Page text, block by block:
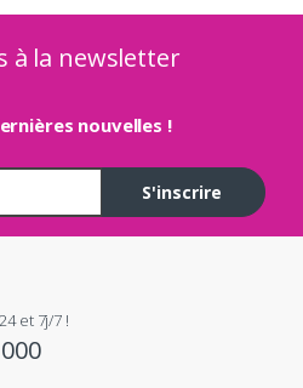
à la newsletter
nouvelles !
S'inscrire
et 7j/7 !